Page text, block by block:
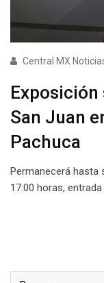
Central MX
Exposición
San Juan
Pachuca
Permanecerá hasta
17:00 horas,